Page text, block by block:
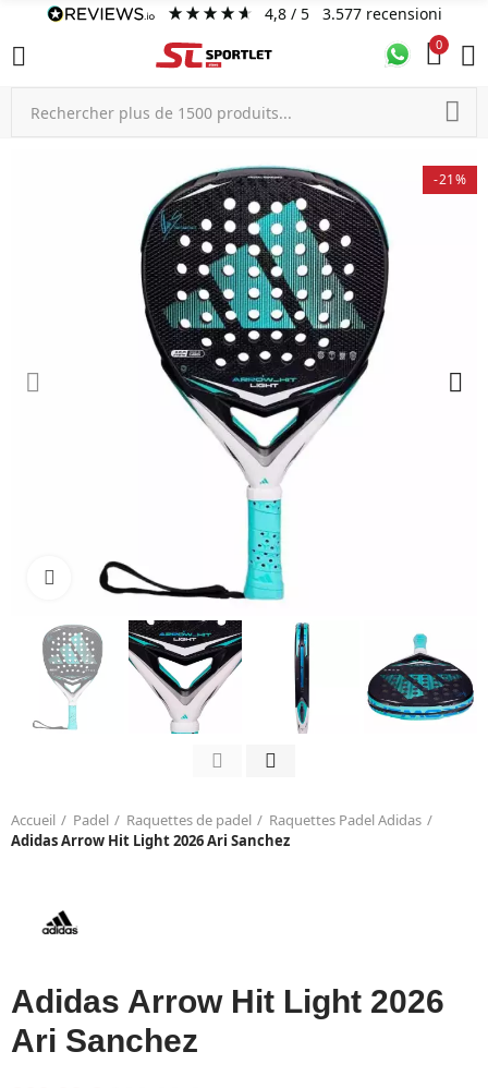
4,8/ 5 3.577 recensioni
0
-21%
Click to enlarge
Accueil Padel Raquettes de padel
Raquettes Padel Adidas
Adidas Arrow Hit Light 2026 Ari Sanchez
Adidas Arrow Hit Light 2026
Ari Sanchez